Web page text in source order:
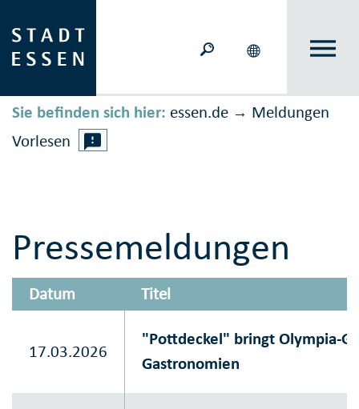
Sie befinden sich hier: essen.de → Meldungen
Vorlesen
Pressemeldungen
Datum Titel
17.03.2026
"Pottdeckel" bringt Olympia-
Gastronomien